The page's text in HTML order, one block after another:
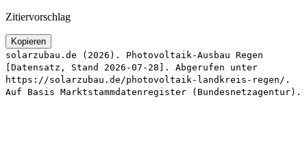
Zitiervorschlag
Kopieren
solarzubau.de (2026). Photovoltaik-Ausbau Regen
[Datensatz, Stand 2026-07-28]. Abgerufen unter
https://solarzubau.de/photovoltaik-landkreis-regen/.
Auf Basis Marktstammdatenregister (Bundesnetzagentur).